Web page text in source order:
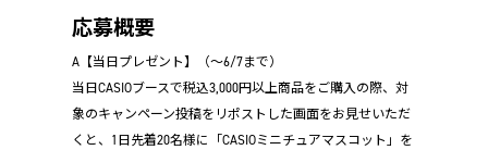
応募概要
A【当日プレゼント】（～6/7まで）
当日CASIOブースで税込3,000円以上商品をご購入の際、対
象のキャンペーン投稿をリポストした画面をお見せいただ
くと、1日先着20名様に「CASIOミニチュアマスコット」を